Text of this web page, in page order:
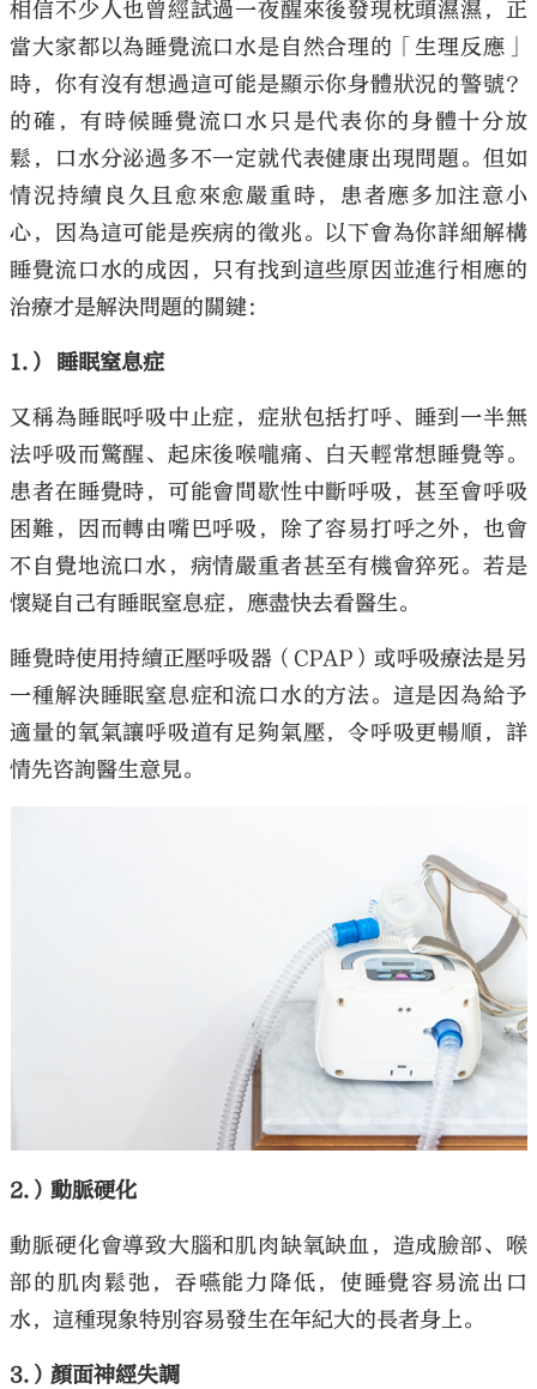
相信不少人也曾經試過一夜醒來後發現枕頭濕濕，正
當大家都以為睡覺流口水是自然合理的「生理反應」
時，你有沒有想過這可能是顯示你身體狀況的警號？
的確，有時候睡覺流口水只是代表你的身體十分放
鬆，口水分泌過多不一定就代表健康出現問題。但如
情況持續良久且愈來愈嚴重時，患者應多加注意小
心，因為這可能是疾病的徵兆。以下會為你詳細解構
睡覺流口水的成因，只有找到這些原因並進行相應的
治療才是解決問題的關鍵：
1.） 睡眠窒息症
又稱為睡眠呼吸中止症，症狀包括打呼、睡到一半無
法呼吸而驚醒、起床後喉嚨痛、白天輕常想睡覺等。
患者在睡覺時，可能會間歇性中斷呼吸，甚至會呼吸
困難，因而轉由嘴巴呼吸，除了容易打呼之外，也會
不自覺地流口水，病情嚴重者甚至有機會猝死。若是
懷疑自己有睡眠窒息症，應盡快去看醫生。
睡覺時使用持續正壓呼吸器（CPAP）或呼吸療法是另
一種解決睡眠窒息症和流口水的方法。這是因為給予
適量的氧氣讓呼吸道有足夠氣壓，令呼吸更暢順，詳
情先咨詢醫生意見。
2. ）動脈硬化
動脈硬化會導致大腦和肌肉缺氧缺血，造成臉部、喉
部的肌肉鬆弛，吞嚥能力降低，使睡覺容易流出口
水，這種現象特別容易發生在年紀大的長者身上。
3.）顏面神經失調